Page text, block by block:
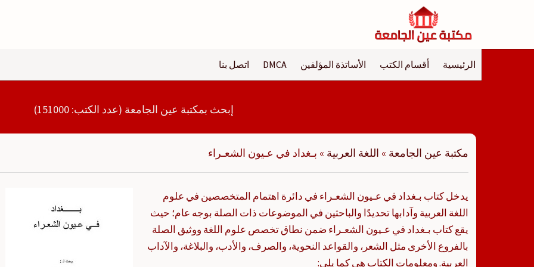
الرئيسية أقسام الكتب الأساتذة المؤلفين DMCA اتصل بنا
إبحث بمكتبة عين الجامعة (عدد الكتب: 151000)
مكتبة عين الجامعة » اللغة العربية » بـغداد في عـيون الشعـراء
يدخل كتاب بـغداد في عـيون الشعـراء في دائرة اهتمام المتخصصين في علوم
اللغة العربية وآدابها تحديدًا والباحثين في الموضوعات ذات الصلة بوجه عام؛ حيث
يقع كتاب بـغداد في عـيون الشعـراء ضمن نطاق تخصص علوم اللغة ووثيق الصلة
بالفروع الأخرى مثل الشعر، والقواعد النحوية، والصرف، والأدب، والبلاغة، والآداب
العربية. ومعلومات الكتاب هي كما يلي: